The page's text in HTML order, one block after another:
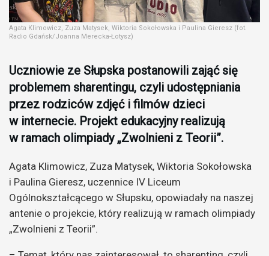
Agata Klimowicz, Zuza Matysek, Wiktoria Sokołowska i Paulina Gieresz (fot.
Radio Gdańsk/Joanna Merecka-Łotysz)
Uczniowie ze Słupska postanowili zająć się
problemem sharentingu, czyli udostępniania
przez rodziców zdjęć i filmów dzieci
w internecie. Projekt edukacyjny realizują
w ramach olimpiady „Zwolnieni z Teorii”.
Agata Klimowicz, Zuza Matysek, Wiktoria Sokołowska
i Paulina Gieresz, uczennice IV Liceum
Ogólnokształcącego w Słupsku, opowiadały na naszej
antenie o projekcie, który realizują w ramach olimpiady
„Zwolnieni z Teorii”.